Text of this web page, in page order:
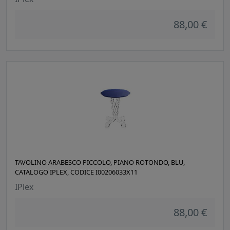
88,00 €
TAVOLINO ARABESCO PICCOLO, PIANO ROTONDO, BLU,
CATALOGO IPLEX, CODICE I00206033X11
IPlex
88,00 €